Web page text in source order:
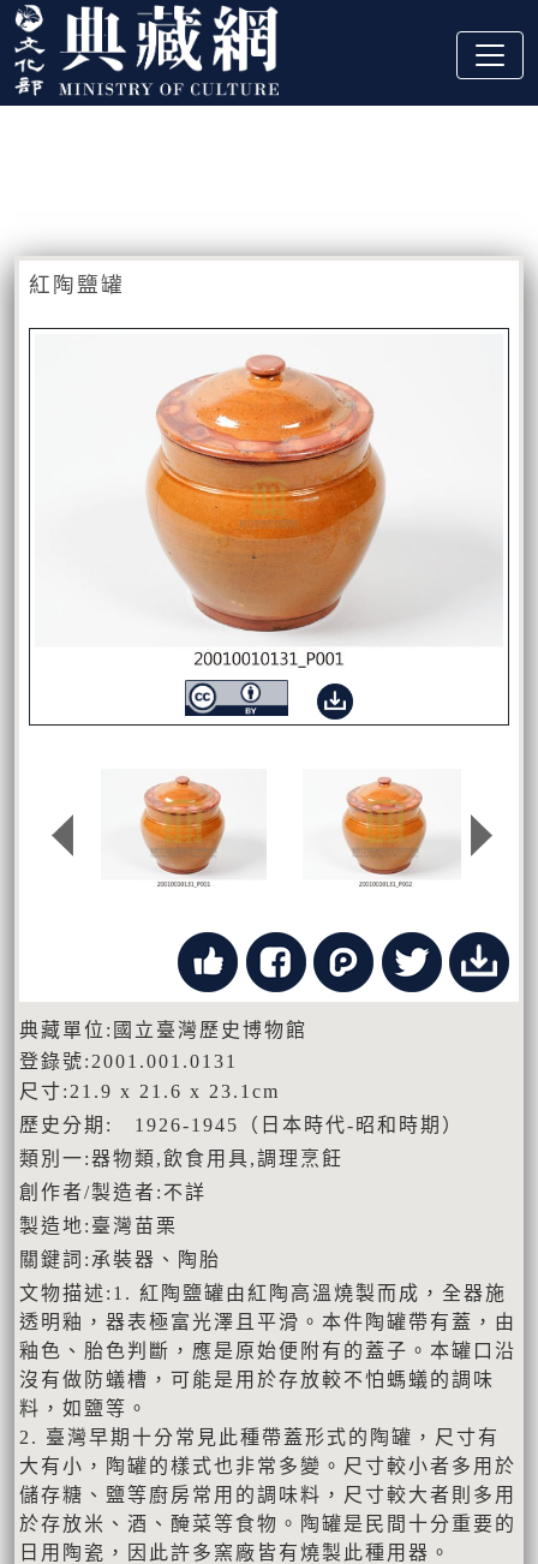
跳到主要內容
:::
紅陶鹽罐
典藏單位:國立臺灣歷史博物館
登錄號:2001.001.0131
尺寸:21.9 x 21.6 x 23.1cm
歷史分期: 1926-1945（日本時代-昭和時期）
類別一:器物類,飲食用具,調理烹飪
創作者/製造者:不詳
製造地:臺灣苗栗
關鍵詞:承裝器、陶胎
文物描述:1. 紅陶鹽罐由紅陶高溫燒製而成，全器施
透明釉，器表極富光澤且平滑。本件陶罐帶有蓋，由
釉色、胎色判斷，應是原始便附有的蓋子。本罐口沿
沒有做防蟻槽，可能是用於存放較不怕螞蟻的調味
料，如鹽等。
2. 臺灣早期十分常見此種帶蓋形式的陶罐，尺寸有
大有小，陶罐的樣式也非常多變。尺寸較小者多用於
儲存糖、鹽等廚房常用的調味料，尺寸較大者則多用
於存放米、酒、醃菜等食物。陶罐是民間十分重要的
日用陶瓷，因此許多窯廠皆有燒製此種用器。